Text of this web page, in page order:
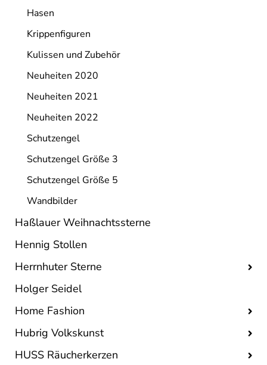
Hasen
Krippenfiguren
Kulissen und Zubehör
Neuheiten 2020
Neuheiten 2021
Neuheiten 2022
Schutzengel
Schutzengel Größe 3
Schutzengel Größe 5
Wandbilder
Haßlauer Weihnachtssterne
Hennig Stollen
Herrnhuter Sterne
Holger Seidel
Home Fashion
Hubrig Volkskunst
HUSS Räucherkerzen